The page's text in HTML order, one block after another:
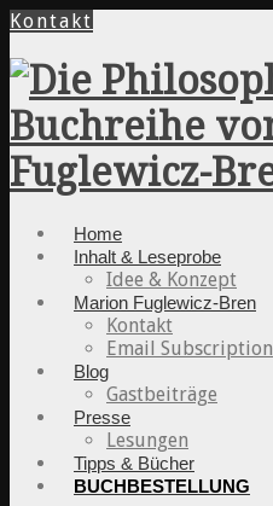
Kontakt
Home
Inhalt & Leseprobe
Idee & Konzept
Marion Fuglewicz-Bren
Kontakt
Email Subscription
Blog
Gastbeiträge
Presse
Lesungen
Tipps & Bücher
BUCHBESTELLUNG